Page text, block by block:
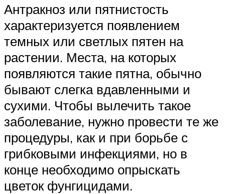
Антракноз или пятнистость
характеризуется появлением
темных или светлых пятен на
растении. Места, на которых
появляются такие пятна, обычно
бывают слегка вдавленными и
сухими. Чтобы вылечить такое
заболевание, нужно провести те же
процедуры, как и при борьбе с
грибковыми инфекциями, но в
конце необходимо опрыскать
цветок фунгицидами.